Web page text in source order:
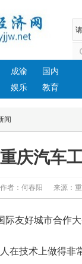
成渝
国内
娱乐 教育
闻
庆汽车
作者：何春阳 来源：
际友好城市合作
在技术上做得非